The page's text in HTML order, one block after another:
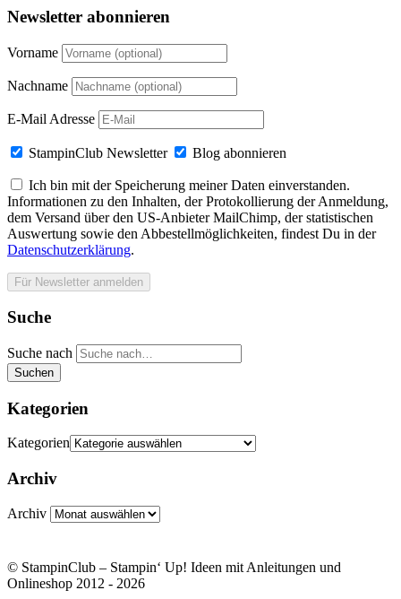
Newsletter abonnieren
Vorname
Nachname
E-Mail Adresse
StampinClub Newsletter Blog abonnieren
Ich bin mit der Speicherung meiner Daten einverstanden.
Informationen zu den Inhalten, der Protokollierung der Anmeldung,
dem Versand über den US-Anbieter MailChimp, der statistischen
Auswertung sowie den Abbestellmöglichkeiten, findest Du in der
Datenschutzerklärung.
Suche
Suche nach
Suchen
Kategorien
Kategorien
Archiv
Archiv
© StampinClub – Stampin‘ Up! Ideen mit Anleitungen und
Onlineshop 2012 - 2026